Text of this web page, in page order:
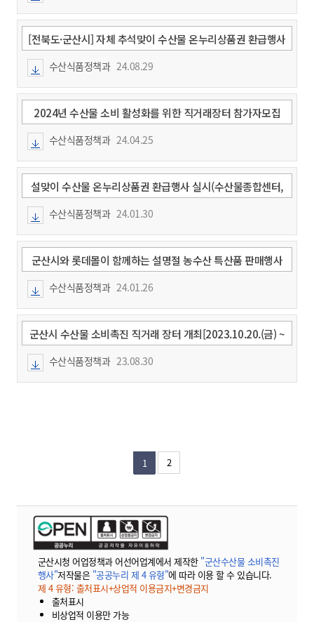
[전북도·군산시] 자체 추석맞이 수산물 온누리상품권 환급행사
추진!
수산식품정책과 24.08.29
2024년 수산물 소비 활성화를 위한 직거래장터 참가자모집
수산식품정책과 24.04.25
설맞이 수산물 온누리상품권 환급행사 실시(수산물종합센터,
공설·역전·신영시장)
수산식품정책과 24.01.30
군산시와 롯데몰이 함께하는 설명절 농수산 특산품 판매행사
개최
수산식품정책과 24.01.26
군산시 수산물 소비촉진 직거래 장터 개최[2023.10.20.(금) ~
10.21.(토)]
수산식품정책과 23.08.30
1 2
군산시청 어업정책과 어선어업계에서 제작한 "군산수산물 소비촉진
행사"저작물은 "공공누리 제 4 유형"에 따라 이용 할 수 있습니다.
제 4 유형: 출처표시+상업적 이용금지+변경금지
출처표시
비상업적 이용만 가능